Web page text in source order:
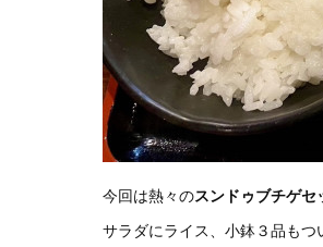
今回は熱々のスンドゥブチゲセ
サラダにライス、小鉢３品もつ